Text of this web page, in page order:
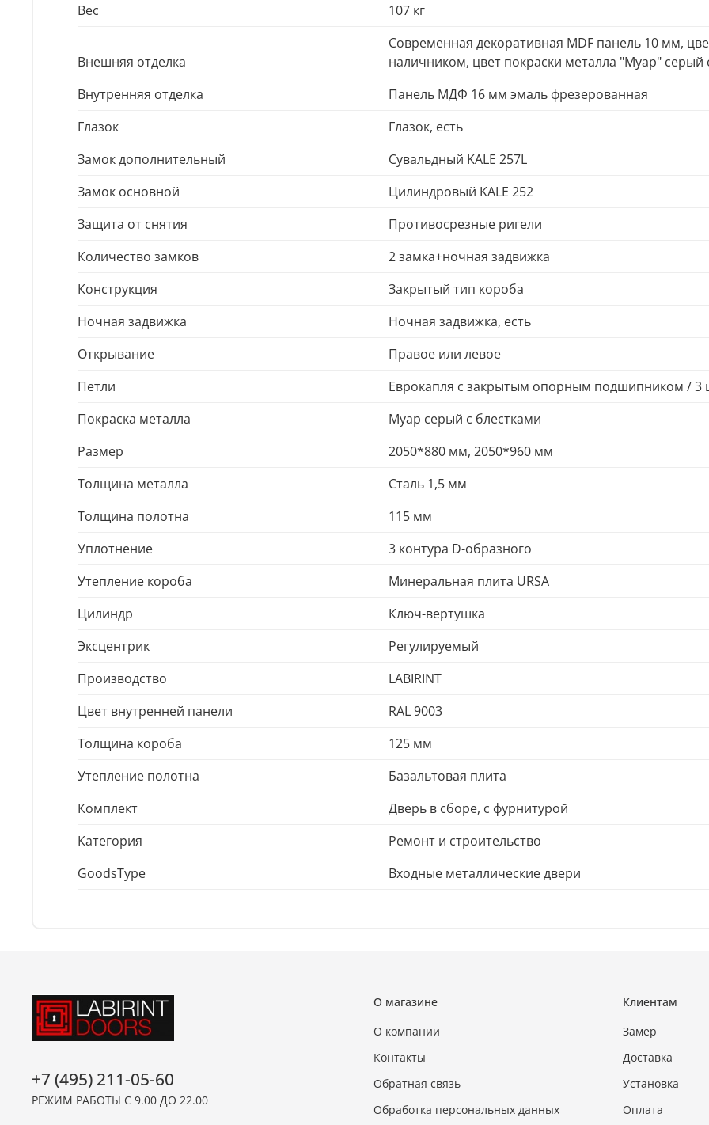
Вес
107 кг
Внешняя отделка
Современная декоративная MDF панель 10 мм,
наличником, цвет покраски металла "Муар" серый
Внутренняя отделка
Панель МДФ 16 мм эмаль фрезерованная
Глазок
Глазок, есть
Замок дополнительный
Сувальдный KALE 257L
Замок основной
Цилиндровый KALE 252
Защита от снятия
Противосрезные ригели
Количество замков
2 замка+ночная задвижка
Конструкция
Закрытый тип короба
Ночная задвижка
Ночная задвижка, есть
Открывание
Правое или левое
Петли
Еврокапля с закрытым опорным подшипником / 3
Покраска металла
Муар серый с блестками
Размер
2050*880 мм, 2050*960 мм
Толщина металла
Сталь 1,5 мм
Толщина полотна
115 мм
Уплотнение
3 контура D-образного
Утепление короба
Минеральная плита URSA
Цилиндр
Ключ-вертушка
Эксцентрик
Регулируемый
Производство
LABIRINT
Цвет внутренней панели
RAL 9003
Толщина короба
125 мм
Утепление полотна
Базальтовая плита
Комплект
Дверь в сборе, с фурнитурой
Категория
Ремонт и строительство
GoodsType
Входные металлические двери
О магазине
О компании
Контакты
Обратная связь
Обработка персональных данных
Клиентам
Замер
Доставка
Установка
Оплата
+7 (495) 211-05-60
РЕЖИМ РАБОТЫ С 9.00 ДО 22.00